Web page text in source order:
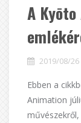
A
2019/08/26
Ebben a
Animation